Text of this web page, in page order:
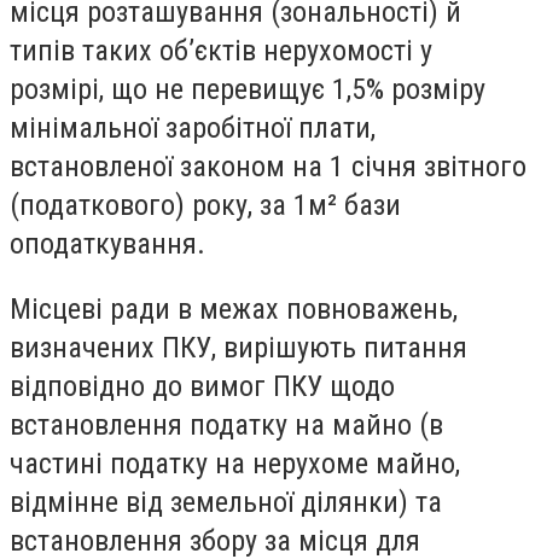
місця розташування (зональності) й
типів таких об’єктів нерухомості у
розмірі, що не перевищує 1,5% розміру
мінімальної заробітної плати,
встановленої законом на 1 січня звітного
(податкового) року, за 1м² бази
оподаткування.
Місцеві ради в межах повноважень,
визначених ПКУ, вирішують питання
відповідно до вимог ПКУ щодо
встановлення податку на майно (в
частині податку на нерухоме майно,
відмінне від земельної ділянки) та
встановлення збору за місця для